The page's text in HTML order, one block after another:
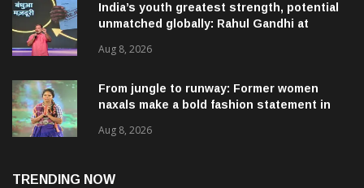
India’s youth greatest strength, potential
unmatched globally: Rahul Gandhi at
Aug 8, 2026
From jungle to runway: Former women
naxals make a bold fashion statement in
Aug 8, 2026
TRENDING NOW